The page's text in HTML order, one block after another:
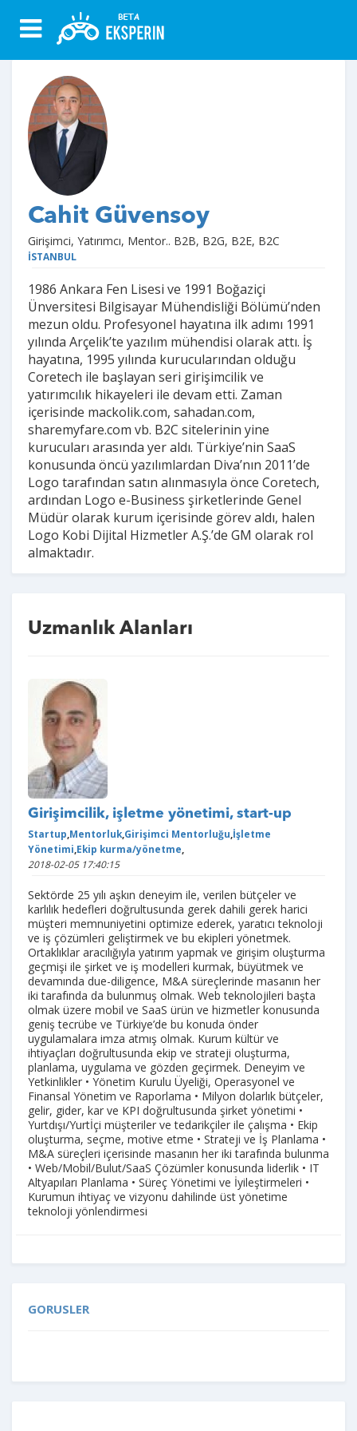
Cahit Güvensoy
Girişimci, Yatırımcı, Mentor.. B2B, B2G, B2E, B2C
İSTANBUL
1986 Ankara Fen Lisesi ve 1991 Boğaziçi
Ünversitesi Bilgisayar Mühendisliği Bölümü’nden
mezun oldu. Profesyonel hayatına ilk adımı 1991
yılında Arçelik’te yazılım mühendisi olarak attı. İş
hayatına, 1995 yılında kurucularından olduğu
Coretech ile başlayan seri girişimcilik ve
yatırımcılık hikayeleri ile devam etti. Zaman
içerisinde mackolik.com, sahadan.com,
sharemyfare.com vb. B2C sitelerinin yine
kurucuları arasında yer aldı. Türkiye’nin SaaS
konusunda öncü yazılımlardan Diva’nın 2011’de
Logo tarafından satın alınmasıyla önce Coretech,
ardından Logo e-Business şirketlerinde Genel
Müdür olarak kurum içerisinde görev aldı, halen
Logo Kobi Dijital Hizmetler A.Ş.’de GM olarak rol
almaktadır.
Uzmanlık Alanları
Girişimcilik, işletme yönetimi, start-up
Startup Mentorluk Girişimci Mentorluğu İşletme
Yönetimi Ekip kurma/yönetme
2018-02-05 17:40:15
Sektörde 25 yılı aşkın deneyim ile, verilen bütçeler ve
karlılık hedefleri doğrultusunda gerek dahili gerek harici
müşteri memnuniyetini optimize ederek, yaratıcı teknoloji
ve iş çözümleri geliştirmek ve bu ekipleri yönetmek.
Ortaklıklar aracılığıyla yatırım yapmak ve girişim oluşturma
geçmişi ile şirket ve iş modelleri kurmak, büyütmek ve
devamında due-diligence, M&A süreçlerinde masanın her
iki tarafında da bulunmuş olmak. Web teknolojileri başta
olmak üzere mobil ve SaaS ürün ve hizmetler konusunda
geniş tecrübe ve Türkiye’de bu konuda önder
uygulamalara imza atmış olmak. Kurum kültür ve
ihtiyaçları doğrultusunda ekip ve strateji oluşturma,
planlama, uygulama ve gözden geçirmek. Deneyim ve
Yetkinlikler • Yönetim Kurulu Üyeliği, Operasyonel ve
Finansal Yönetim ve Raporlama • Milyon dolarlık bütçeler,
gelir, gider, kar ve KPI doğrultusunda şirket yönetimi •
Yurtdışı/Yurtİçi müşteriler ve tedarikçiler ile çalışma • Ekip
oluşturma, seçme, motive etme • Strateji ve İş Planlama •
M&A süreçleri içerisinde masanın her iki tarafında bulunma
• Web/Mobil/Bulut/SaaS Çözümler konusunda liderlik • IT
Altyapıları Planlama • Süreç Yönetimi ve İyileştirmeleri •
Kurumun ihtiyaç ve vizyonu dahilinde üst yönetime
teknoloji yönlendirmesi
GORUSLER